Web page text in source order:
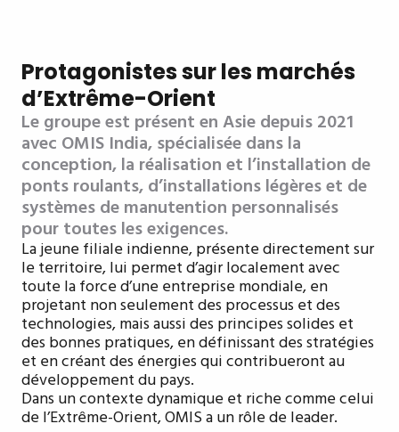
Protagonistes sur les marchés
d’Extrême-Orient
Le groupe est présent en Asie depuis 2021
avec OMIS India, spécialisée dans la
conception, la réalisation et l’installation de
ponts roulants, d’installations légères et de
systèmes de manutention personnalisés
pour toutes les exigences.
La jeune filiale indienne, présente directement sur
le territoire, lui permet d’agir localement avec
toute la force d’une entreprise mondiale, en
projetant non seulement des processus et des
technologies, mais aussi des principes solides et
des bonnes pratiques, en définissant des stratégies
et en créant des énergies qui contribueront au
développement du pays.
Dans un contexte dynamique et riche comme celui
de l’Extrême-Orient, OMIS a un rôle de leader.